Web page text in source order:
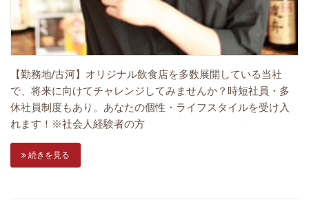
【勤務地/古河】オリジナル飲食店を多数展開している当社
で、将来に向けてチャレンジしてみませんか？時短社員・多
休社員制度もあり。あなたの個性・ライフスタイルを受け入
れます！※社会人経験者の方
続きを見る